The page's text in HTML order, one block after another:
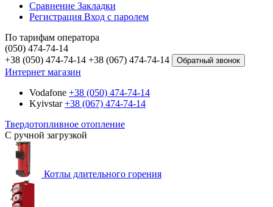
Сравнение Закладки
Регистрация Вход с паролем
По тарифам оператора
(050) 474-74-14
+38 (050) 474-74-14 +38 (067) 474-74-14 Обратный звонок
Интернет магазин
Vodafone +38 (050) 474-74-14
Kyivstar +38 (067) 474-74-14
Твердотопливное отопление
С ручной загрузкой
Котлы длительного горения